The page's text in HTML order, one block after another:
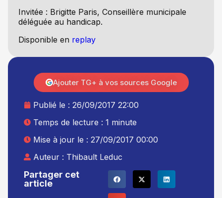
Invitée : Brigitte Paris, Conseillère municipale
déléguée au handicap.
Disponible en replay
Partager cet
article
Publié le : 26/09/2017 22:00
Temps de lecture : 1 minute
Mise à jour le : 27/09/2017 00:00
Auteur : Thibault Leduc
Ajouter TG+ à vos sources Google